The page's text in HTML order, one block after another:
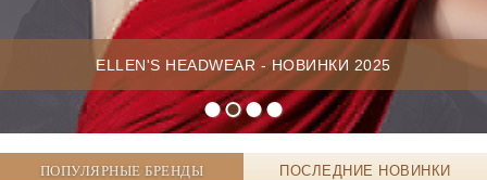
ELLEN'S HEADWEAR - НОВИНКИ 2025
ПОПУЛЯРНЫЕ БРЕНДЫ ПОСЛЕДНИЕ НОВИНКИ